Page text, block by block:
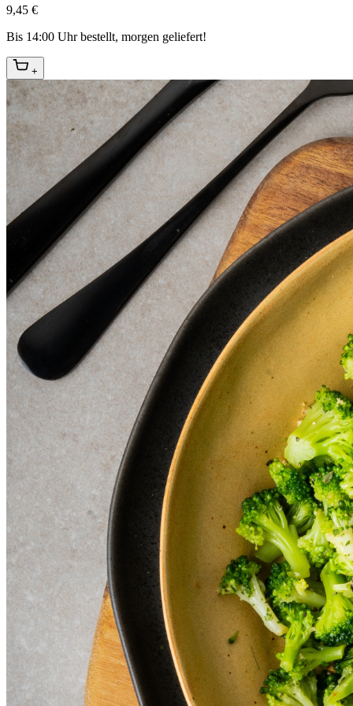
9,45 €
Bis 14:00 Uhr bestellt, morgen geliefert!
+